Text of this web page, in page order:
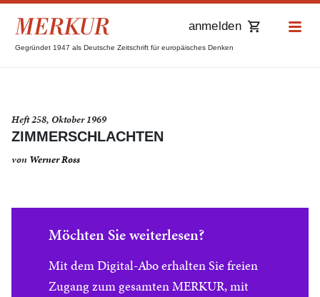
Gegründet 1947 als Deutsche Zeitschrift für europäisches Denken
anmelden
Heft 258, Oktober 1969
ZIMMERSCHLACHTEN
von Werner Ross
Möchten Sie weiterlesen?
Mit dem Digital-Abo erhalten Sie freien
Zugang zum gesamten MERKUR, mit